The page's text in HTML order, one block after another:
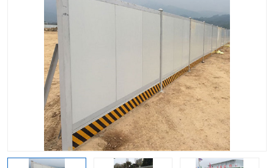
彩钢板
生产加工单板复合围挡 市
政围挡